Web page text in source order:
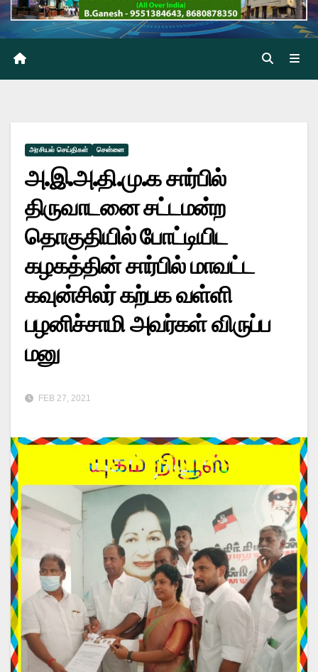
அரசியல் செய்திகள் சென்னை
அ.இ.அ.தி.மு.க சார்பில்
திருவாடனை சட்டமன்ற
தொகுதியில் போட்டியிட
கழகத்தின் சார்பில் மாவட்ட
கவுன்சிலர் கற்பக வள்ளி
பழனிச்சாமி அவர்கள் விருப்ப
மனு
FEB 27, 2021